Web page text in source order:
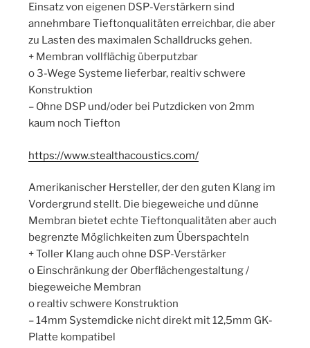
Einsatz von eigenen DSP-Verstärkern sind
annehmbare Tieftonqualitäten erreichbar, die aber
zu Lasten des maximalen Schalldrucks gehen.
+ Membran vollflächig überputzbar
o 3-Wege Systeme lieferbar, realtiv schwere
Konstruktion
– Ohne DSP und/oder bei Putzdicken von 2mm
kaum noch Tiefton
https://www.stealthacoustics.com/
Amerikanischer Hersteller, der den guten Klang im
Vordergrund stellt. Die biegeweiche und dünne
Membran bietet echte Tieftonqualitäten aber auch
begrenzte Möglichkeiten zum Überspachteln
+ Toller Klang auch ohne DSP-Verstärker
o Einschränkung der Oberflächengestaltung /
biegeweiche Membran
o realtiv schwere Konstruktion
– 14mm Systemdicke nicht direkt mit 12,5mm GK-
Platte kompatibel